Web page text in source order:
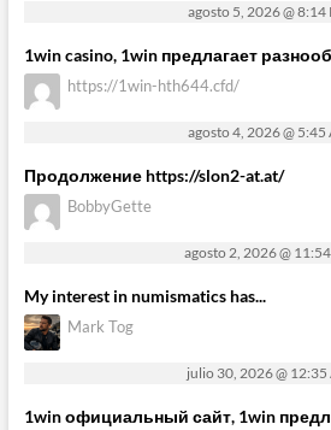
agosto 5, 2026 @ 8:14
1win casino, 1win предлагает
https://1win-hth644.cfd/
agosto 4, 2026 @ 5:45
Продолжение https://slon2-at.at/
BobbyGette
agosto 2, 2026 @
My interest in numismatics has...
Mark Tog
julio 30, 2026 @ 12:35
1win официальный сайт, 1win